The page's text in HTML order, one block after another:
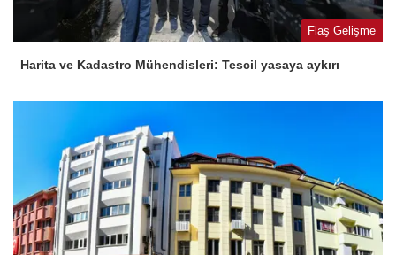
Flaş Gelişme
Harita ve Kadastro Mühendisleri: Tescil yasaya aykırı